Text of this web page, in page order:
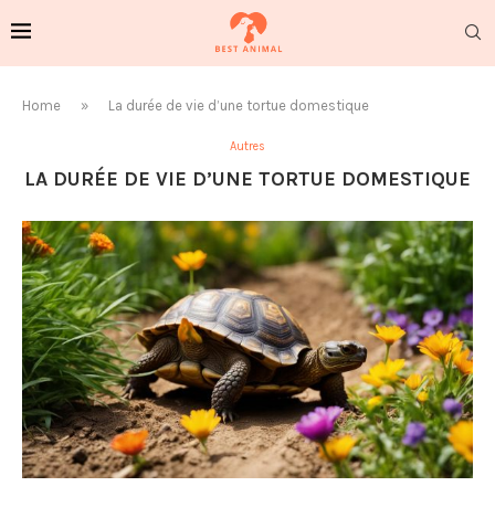
Home » La durée de vie d’une tortue domestique
Autres
LA DURÉE DE VIE D’UNE TORTUE DOMESTIQUE